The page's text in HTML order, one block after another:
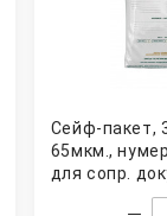
Сейф-пакет,
65мкм.,
для сопр.